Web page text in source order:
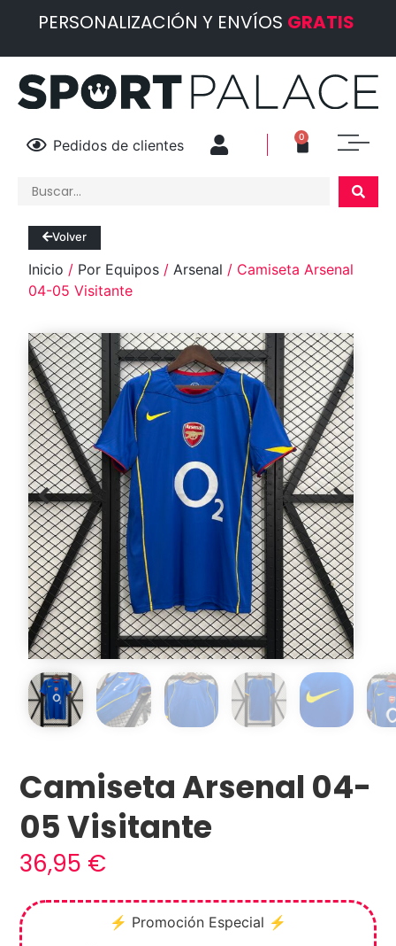
PERSONALIZACIÓN Y ENVÍOS GRATIS
Pedidos de clientes 0
Camiseta Arsenal 04-
05 Visitante
36,95 €
⚡ Promoción Especial ⚡
Volver
Inicio / Por Equipos / Arsenal / Camiseta Arsenal
04-05 Visitante